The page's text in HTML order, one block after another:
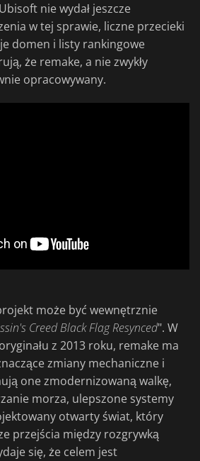
nie wydał jeszcze
w tej sprawie, liczne przecieki
domen i listy rankingowe
że remake, a nie zwykły
opracowywany.
może być wewnętrznie
Creed Black Flag Resynced". W
z 2013 roku, remake ma
zmiany mechaniczne i
one zmodernizowaną walkę,
morza, ulepszone systemy
otwarty świat, który
przejścia między rozgrywką
się, że celem jest